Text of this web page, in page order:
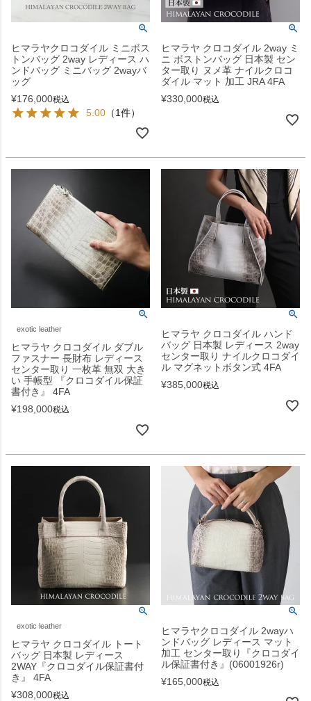
ヒマラヤクロコダイル ミニボス
トンバッグ 2way レディース ハ
ンドバッグ ミニバッグ 2wayバ
ッグ
¥176,000税込
5.00 （1件）
ヒマラヤ クロコダイル 2way ミ
ニ ボストンバッグ 日本製 セン
ター取り ヌメ革 ナイルクロコ
ダイル マット 加工 JRA 4FA
¥330,000税込
exotic leather
ヒマラヤ クロコダイル ダブル
ファスナー 長財布 レディース
センター取り 一枚革 無双 大き
い 手帳型 『クロコダイル保証
書付き』 4FA
¥198,000税込
ヒマラヤ クロコダイル ハンド
バッグ 日本製 レディース 2way
センター取り ナイルクロコダイ
ル マグネットボタン式 4FA
¥385,000税込
exotic leather
ヒマラヤ クロコダイル トート
バッグ 日本製 レディース
2WAY『クロコダイル保証書付
き』 4FA
¥308,000税込
ヒマラヤクロコダイル 2wayハ
ンドバッグ レディース マット
加工 センター取り『クロコダイ
ル保証書付き』(06001926r)
¥165,000税込